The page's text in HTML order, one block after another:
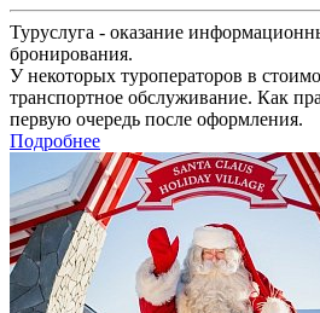
Туруслуга - оказание
бронирования.
У некоторых туроператоров в
транспортное обслуживание. Как
первую очередь после оформления.
Подробнее